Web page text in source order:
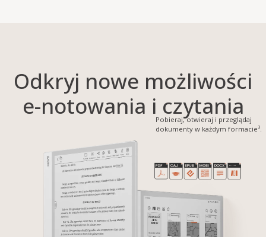
Odkryj nowe możliwości
e-notowania i czytania
Pobieraj, otwieraj i przeglądaj
dokumenty w każdym formacie³.